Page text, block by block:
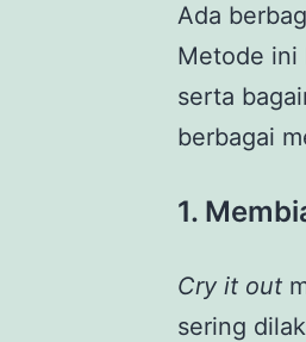
Ada
Metode ini
serta
berbagai
1.
Cry it out
sering